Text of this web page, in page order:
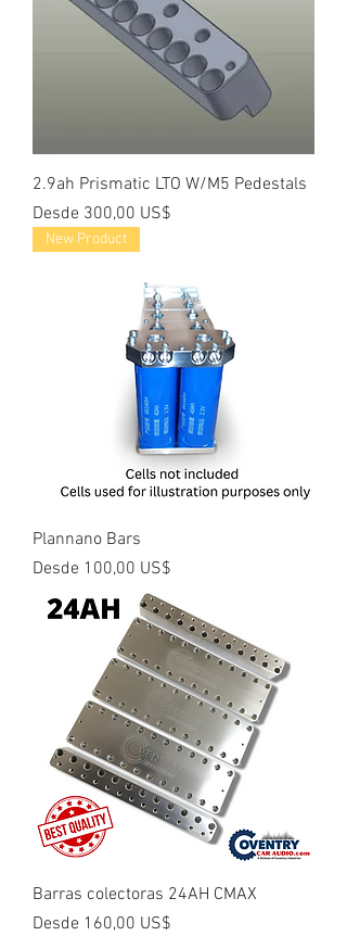
2.9ah Prismatic LTO W/M5 Pedestals
Desde 300,00 US$
Precio de oferta
New Product
Plannano Bars
Desde 100,00 US$
Precio de oferta
Barras colectoras 24AH CMAX
Desde 160,00 US$
Precio de oferta